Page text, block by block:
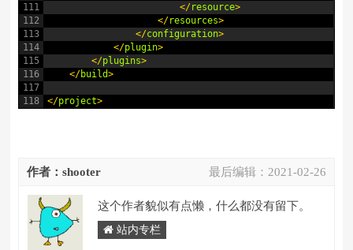
111
112
113
114
115
116
117
118
</resource>
</resources>
</configuration>
</plugin>
</plugins>
</build>
</project>
最后编辑： 2021-02-26
作者：shooter
这个作者貌似有点懒，什么都没有留下。
站内专栏